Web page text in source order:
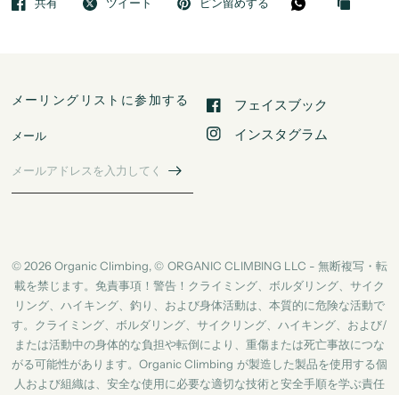
共有 ツイート ピン留めする
メーリングリストに参加する
メール
フェイスブック
インスタグラム
© 2026 Organic Climbing, © ORGANIC CLIMBING LLC - 無断複写・転
載を禁じます。免責事項！警告！クライミング、ボルダリング、サイク
リング、ハイキング、釣り、および身体活動は、本質的に危険な活動で
す。クライミング、ボルダリング、サイクリング、ハイキング、および/
または活動中の身体的な負担や転倒により、重傷または死亡事故につな
がる可能性があります。Organic Climbing が製造した製品を使用する個
人および組織は、安全な使用に必要な適切な技術と安全手順を学ぶ責任